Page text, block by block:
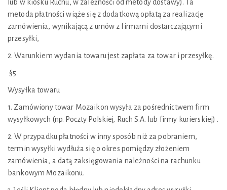
lub w kiosku Ruchu, w zależności od metody dostawy). Ta
metoda płatności wiąże się z dodatkową opłatą za realizację
zamówienia, wynikającą z umów z firmami dostarczającymi
przesyłki,
2. Warunkiem wydania towaru jest zapłata za towar i przesyłkę.
§5
Wysyłka towaru
1. Zamówiony towar Mozaikon wysyła za pośrednictwem firm
wysyłkowych (np. Poczty Polskiej, Ruch S.A. lub firmy kurierskiej) .
2. W przypadku płatności w inny sposób niż za pobraniem,
termin wysyłki wydłuża się o okres pomiędzy złożeniem
zamówienia, a datą zaksięgowania należności na rachunku
bankowym Mozaikonu.